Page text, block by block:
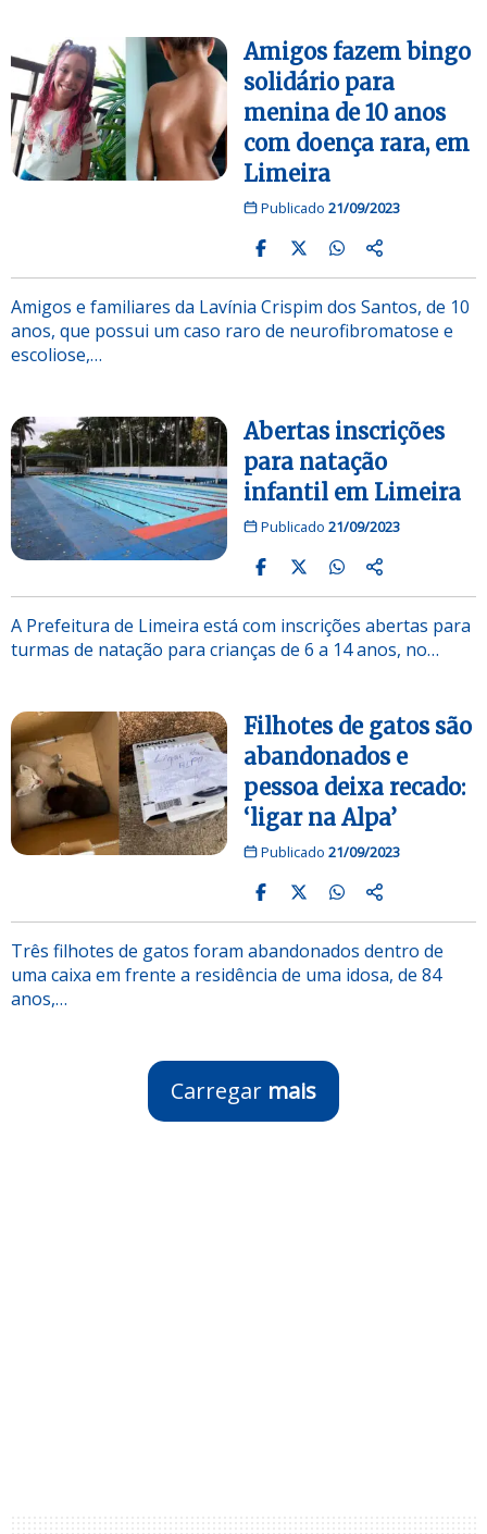
Amigos fazem bingo
solidário para
menina de 10 anos
com doença rara, em
Limeira
Publicado 21/09/2023
Amigos e familiares da Lavínia Crispim dos Santos, de 10
anos, que possui um caso raro de neurofibromatose e
escoliose,…
Abertas inscrições
para natação
infantil em Limeira
Publicado 21/09/2023
A Prefeitura de Limeira está com inscrições abertas para
turmas de natação para crianças de 6 a 14 anos, no…
Filhotes de gatos são
abandonados e
pessoa deixa recado:
‘ligar na Alpa’
Publicado 21/09/2023
Três filhotes de gatos foram abandonados dentro de
uma caixa em frente a residência de uma idosa, de 84
anos,…
Carregar mais